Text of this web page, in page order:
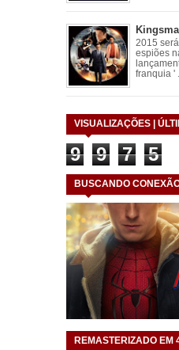
2015
espiões
franquia ' ...
VISUALIZAÇÕES |
9 9 7 5
BUSCANDO
REMASTERIZADO EM